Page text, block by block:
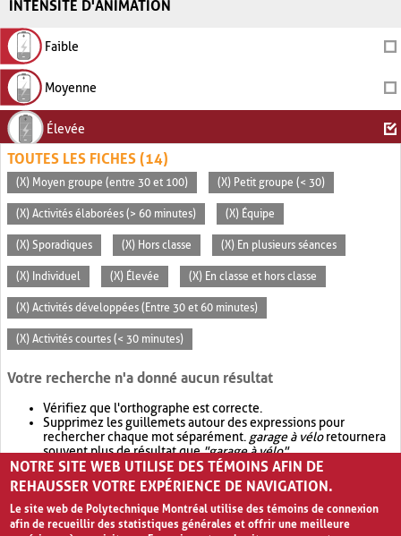
INTENSITÉ D'ANIMATION
Faible
Moyenne
Élevée
TOUTES LES FICHES (14)
(X) Moyen groupe (entre 30 et 100) (X) Petit groupe (< 30)
(X) Activités élaborées (> 60 minutes) (X) Équipe
(X) Sporadiques (X) Hors classe (X) En plusieurs séances
(X) Individuel (X) Élevée (X) En classe et hors classe
(X) Activités développées (Entre 30 et 60 minutes)
(X) Activités courtes (< 30 minutes)
Votre recherche n'a donné aucun résultat
Vérifiez que l'orthographe est correcte.
Supprimez les guillemets autour des expressions pour
rechercher chaque mot séparément. garage à véloretournera
souvent plus de résultat que"garage à vélo".
Envisagez d'élargir votre recherche avec OR.garage OR vélo
retournera souvent plus de résultat quegarage à vélo
NOTRE SITE WEB UTILISE DES TÉMOINS AFIN DE
REHAUSSER VOTRE EXPÉRIENCE DE NAVIGATION.
Le site web de Polytechnique Montréal utilise des témoins de connexion
afin de recueillir des statistiques générales et offrir une meilleure